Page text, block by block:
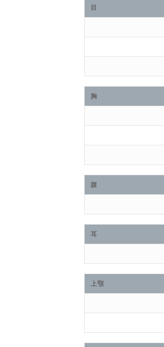
目
胸
腹
耳
上顎